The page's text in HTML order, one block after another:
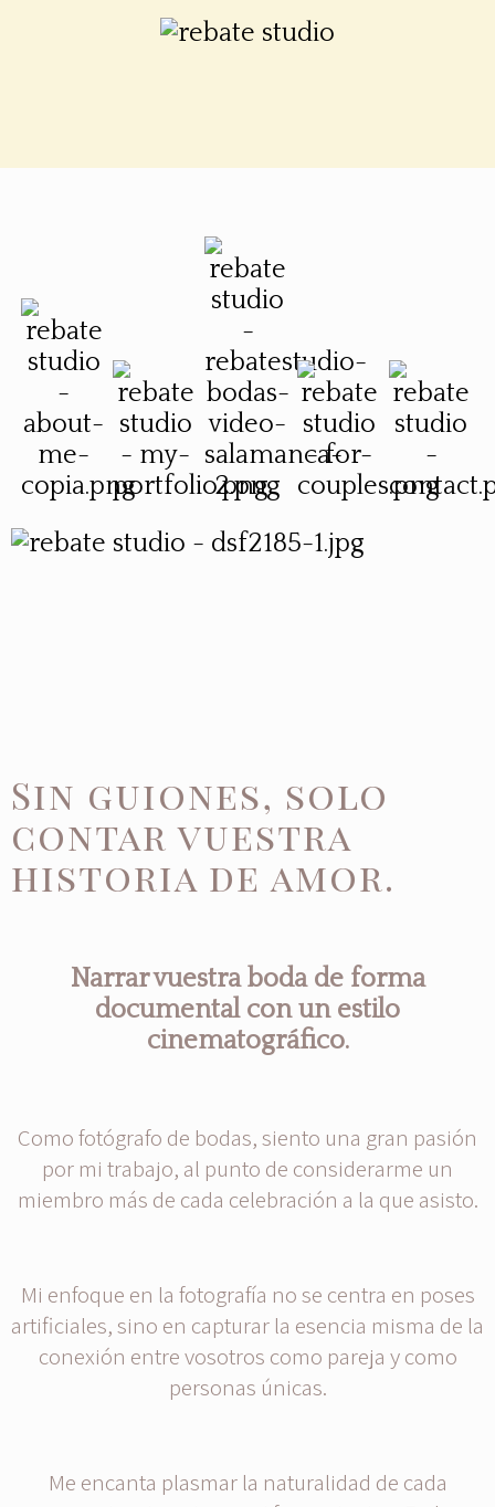
Sin guiones, solo
contar vuestra
historia de amor.
Narrar vuestra boda de forma
documental con un estilo
cinematográfico.
Como fotógrafo de bodas, siento una gran pasión
por mi trabajo, al punto de considerarme un
miembro más de cada celebración a la que asisto.
Mi enfoque en la fotografía no se centra en poses
artificiales, sino en capturar la esencia misma de la
conexión entre vosotros como pareja y como
personas únicas.
Me encanta plasmar la naturalidad de cada